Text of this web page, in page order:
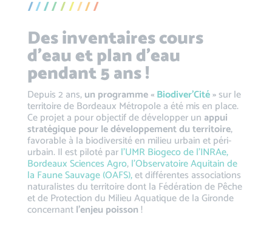
Des inventaires cours
d’eau et plan d’eau
pendant 5 ans !
Depuis 2 ans,un programme «Biodiver’Cité»sur le
territoire de Bordeaux Métropole a été mis en place.
Ce projet a pour objectif de développer un appui
stratégique pour le développement du territoire,
favorable à la biodiversité en milieu urbain et péri-
urbain. Il est piloté parl’UMR Biogeco de l’INRAe,
Bordeaux Sciences Agro,l’Observatoire Aquitain de
la Faune Sauvage (OAFS),et différentes associations
naturalistes du territoire dont la Fédération de Pêche
et de Protection du Milieu Aquatique de la Gironde
concernantl’enjeu poisson!